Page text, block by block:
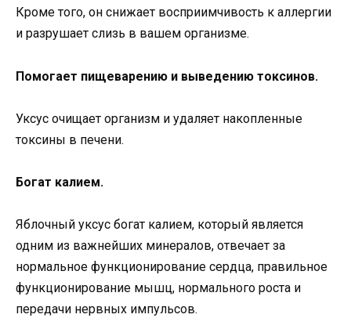
Кроме того, он снижает восприимчивость к аллергии
и разрушает слизь в вашем организме.
Помогает пищеварению и выведению токсинов.
Уксус очищает организм и удаляет накопленные
токсины в печени.
Богат калием.
Яблочный уксус богат калием, который является
одним из важнейших минералов, отвечает за
нормальное функционирование сердца, правильное
функционирование мышц, нормального роста и
передачи нервных импульсов.